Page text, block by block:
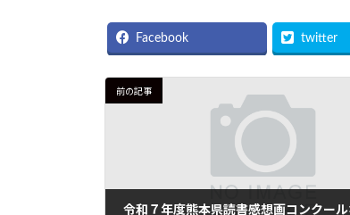
Facebook twitter
前の記事